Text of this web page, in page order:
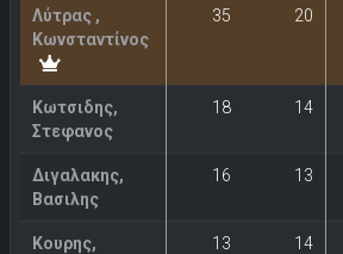
Λύτρας ,
Κωνσταντίνος
35 20
Κωτσιδης,
Στεφανος
18 14
Διγαλακης,
Βασιλης
16 13
Κουρης,
13 14